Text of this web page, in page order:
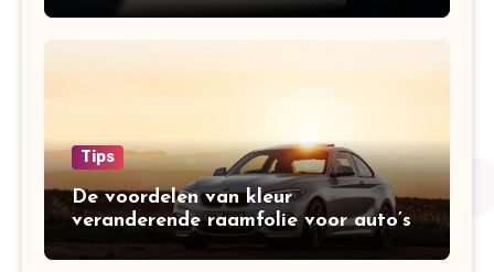
Tips
De voordelen van kleur
veranderende raamfolie voor auto’s